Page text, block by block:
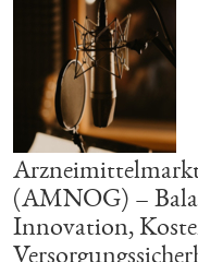
(AMNOG) –
Innovation,